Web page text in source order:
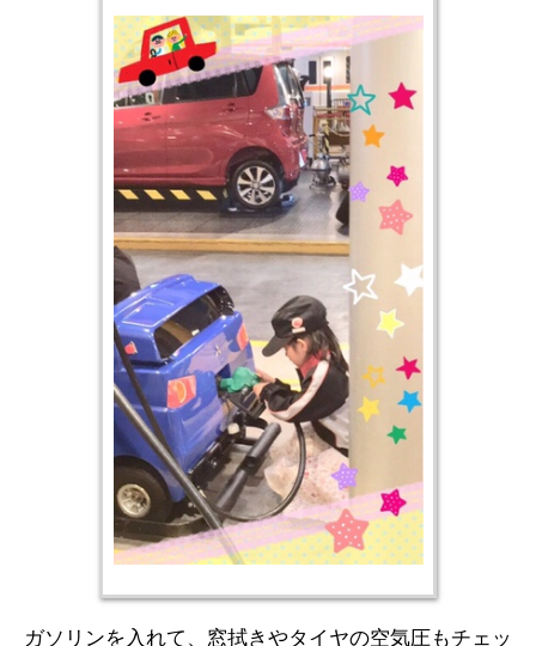
ガソリンを入れて、窓拭きやタイヤの空気圧もチェッ